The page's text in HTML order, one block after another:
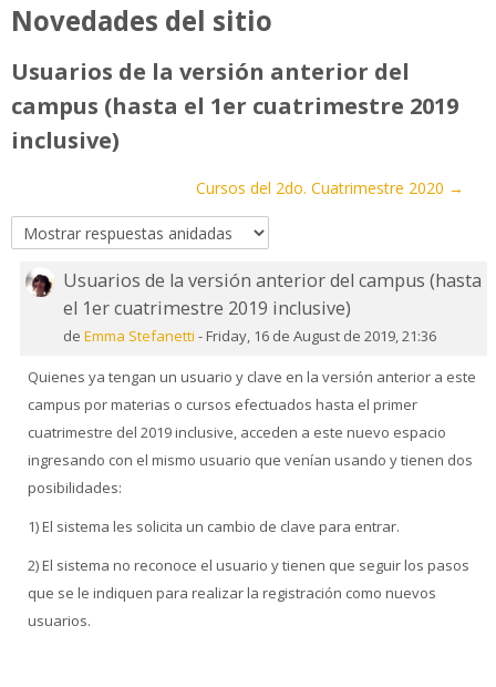
Buscar
cursos
Novedades del sitio
Usuarios de la versión anterior del
campus (hasta el 1er cuatrimestre 2019
inclusive)
Cursos del 2do. Cuatrimestre 2020 →
Usuarios de la versión anterior del campus (hasta
el 1er cuatrimestre 2019 inclusive)
de Emma Stefanetti - Friday, 16 de August de 2019, 21:36
Número
de
respuestas:
Quienes ya tengan un usuario y clave en la versión anterior a este
campus por materias o cursos efectuados hasta el primer
cuatrimestre del 2019 inclusive, acceden a este nuevo espacio
ingresando con el mismo usuario que venían usando y tienen dos
posibilidades:
1) El sistema les solicita un cambio de clave para entrar.
2) El sistema no reconoce el usuario y tienen que seguir los pasos
que se le indiquen para realizar la registración como nuevos
usuarios.